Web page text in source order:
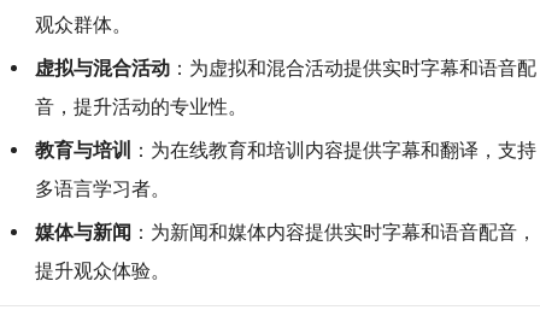
观众群体。
虚拟与混合活动：为虚拟和混合活动提供实时字幕和语音配
音，提升活动的专业性。
教育与培训 ：为在线教育和培训内容提供字幕和翻译，支持
多语言学习者。
媒体与新闻 ：为新闻和媒体内容提供实时字幕和语音配音，
提升观众体验。